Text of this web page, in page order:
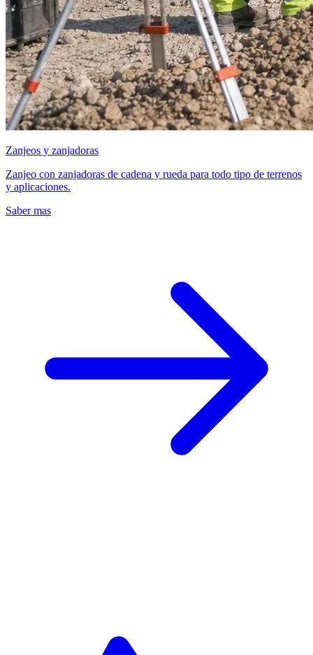
Zanjeos y zanjadoras
Zanjeo con zanjadoras de cadena y rueda para todo tipo de terrenos
y aplicaciones.
Saber mas